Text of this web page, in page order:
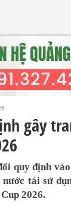
gây
quy định
tái sử
2026.